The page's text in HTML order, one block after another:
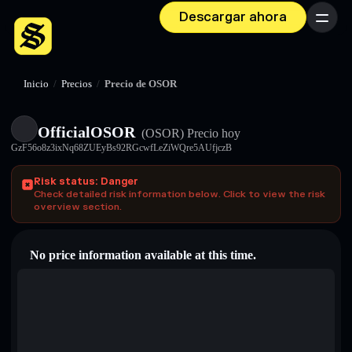
Descargar ahora Menú
Inicio / Precios / Precio de OSOR
OfficialOSOR (OSOR) Precio hoy
GzF56o8z3ixNq68ZUEyBs92RGcwfLeZiWQre5AUfjczB
Risk status: Danger
Check detailed risk information below. Click to view the risk
overview section.
No price information available at this time.